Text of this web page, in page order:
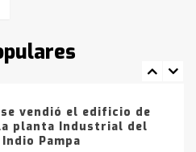
por
de drogas en la
se vendió el edificio de
planta Industrial del
Pampa